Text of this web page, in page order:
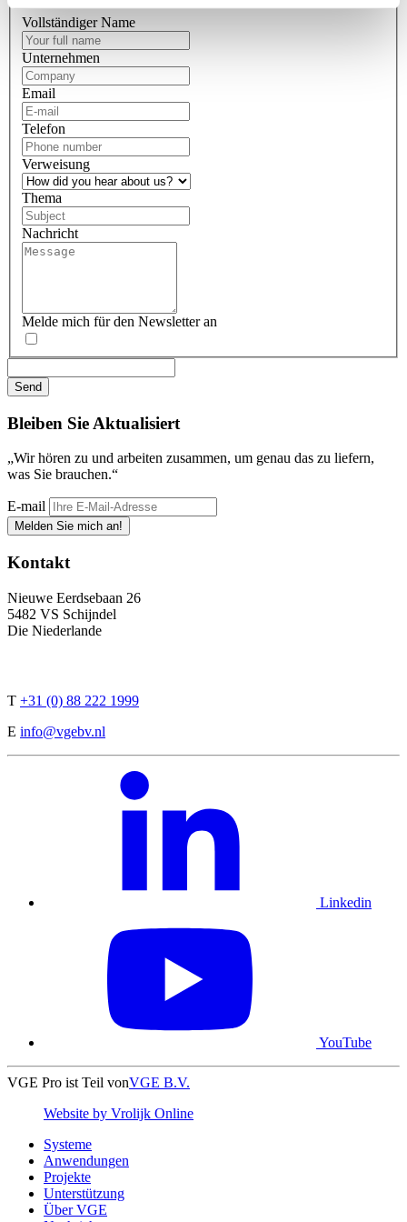
Vollständiger Name
Unternehmen
Email
Telefon
Verweisung
Thema
Nachricht
Melde mich für den Newsletter an
Bleiben Sie Aktualisiert
„Wir hören zu und arbeiten zusammen, um genau das zu liefern,
was Sie brauchen.“
E-mail
Melden Sie mich an!
Kontakt
Nieuwe Eerdsebaan 26
5482 VS Schijndel
Die Niederlande
T +31 (0) 88 222 1999
E info@vgebv.nl
Linkedin
YouTube
VGE Pro ist Teil vonVGE B.V.
Website by Vrolijk Online
Systeme
Anwendungen
Projekte
Unterstützung
Über VGE